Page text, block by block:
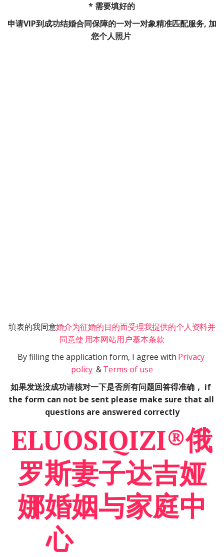
* 需要填好的
申请VIP到成功结婚合同保障的一对一对象精准匹配服务, 加
您个人照片 ­
填表的我同意婚介为征婚的目的而受理我提供的个人资料并
同意使 用本网站用户基本条款­
By filling the application form, I agree with Privacy
policy & Terms of use
如果发送没成功请核对一下是否所有问题回答得准确， if
the form can not be sent please make sure that all
questions are answered correctly
ELUOSIQIZI®俄
罗­­斯妻子达吉娅
娜婚姻与家庭中
心